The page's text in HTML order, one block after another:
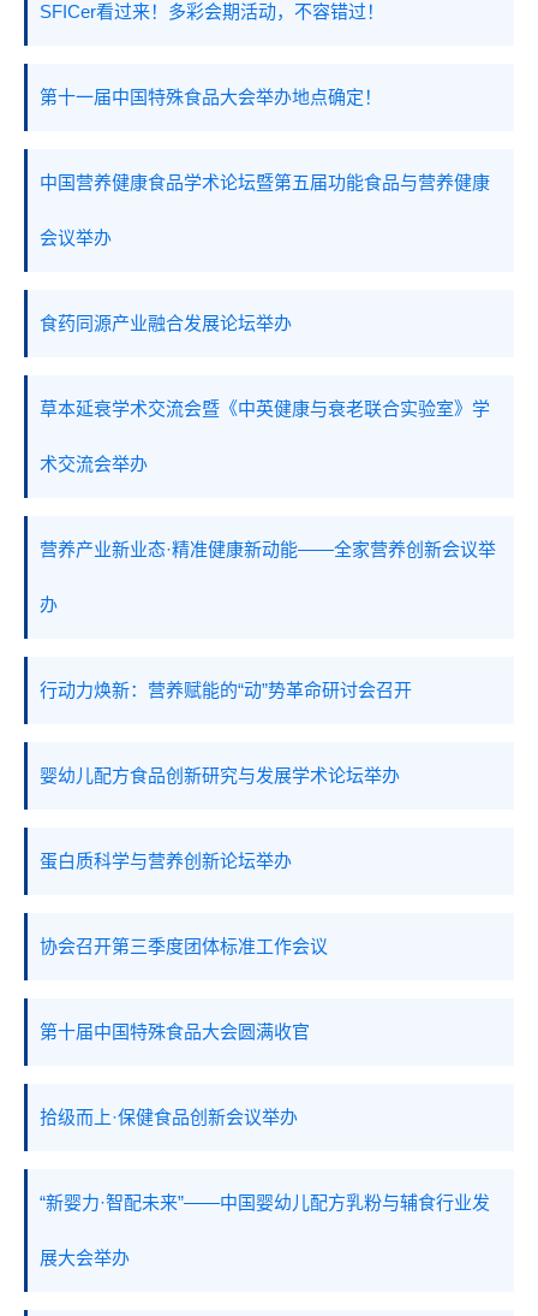
SFICer看过来！多彩会期活动，不容错过！
第十一届中国特殊食品大会举办地点确定！
中国营养健康食品学术论坛暨第五届功能食品与营养健康
会议举办
食药同源产业融合发展论坛举办
草本延衰学术交流会暨《中英健康与衰老联合实验室》学
术交流会举办
营养产业新业态·精准健康新动能——全家营养创新会议举
办
行动力焕新：营养赋能的“动”势革命研讨会召开
婴幼儿配方食品创新研究与发展学术论坛举办
蛋白质科学与营养创新论坛举办
协会召开第三季度团体标准工作会议
第十届中国特殊食品大会圆满收官
拾级而上·保健食品创新会议举办
“新婴力·智配未来”——中国婴幼儿配方乳粉与辅食行业发
展大会举办